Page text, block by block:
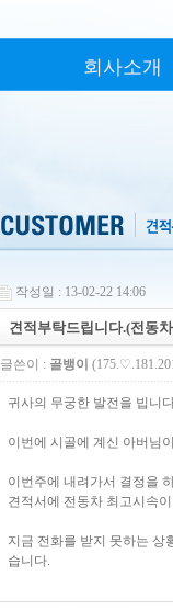
회사소개
작성일 : 13-02-22 14:06
견적부탁드립니다.(전동
글쓴이 : 골뱅이
귀사의 무궁한 발전을 빕니
이번에 시골에 계신 아버님
이번주에 내려가서 결정을
견적서에 전동차 최고시속
지금 전화를 받지 못하는 상
습니다.